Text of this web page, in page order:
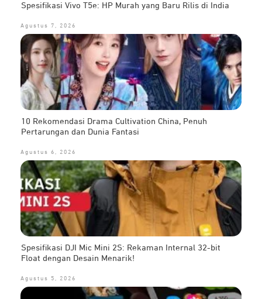
Spesifikasi Vivo T5e: HP Murah yang Baru Rilis di India
Agustus 7, 2026
10 Rekomendasi Drama Cultivation China, Penuh
Pertarungan dan Dunia Fantasi
Agustus 6, 2026
Spesifikasi DJI Mic Mini 2S: Rekaman Internal 32-bit
Float dengan Desain Menarik!
Agustus 5, 2026